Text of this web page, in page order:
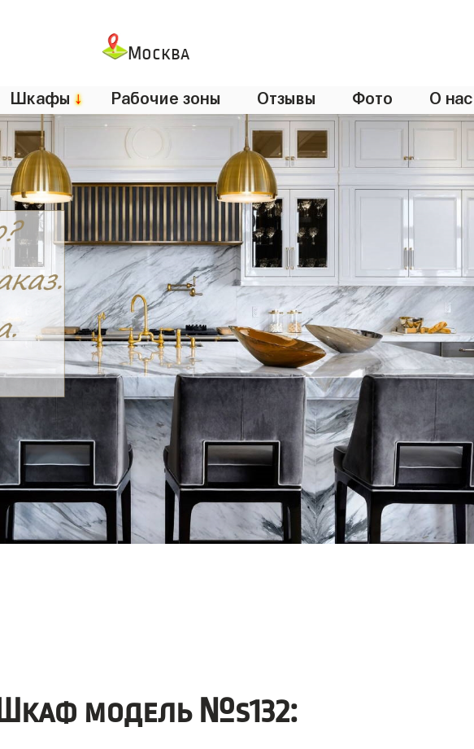
Москва
Шкафы↓ Рабочие зоны Отзывы Фото О нас
Шкаф модель №s132: